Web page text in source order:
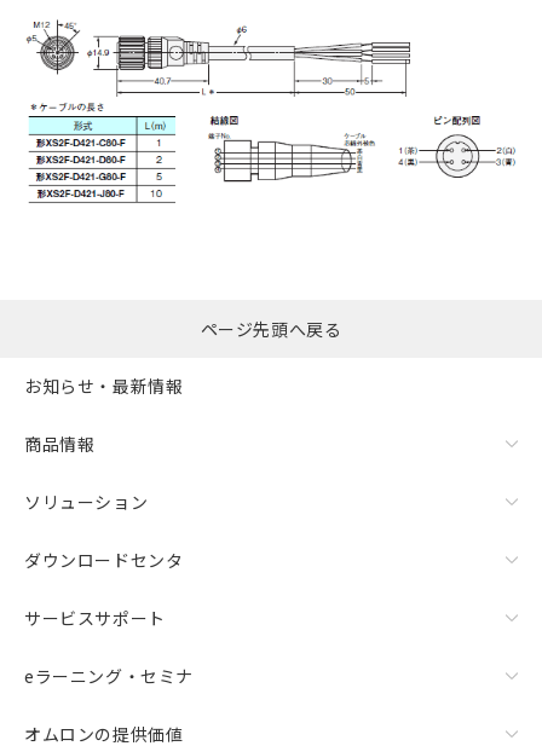
ページ先頭へ戻る
お知らせ・最新情報
商品情報
ソリューション
ダウンロードセンタ
サービスサポート
eラーニング・セミナ
オムロンの提供価値